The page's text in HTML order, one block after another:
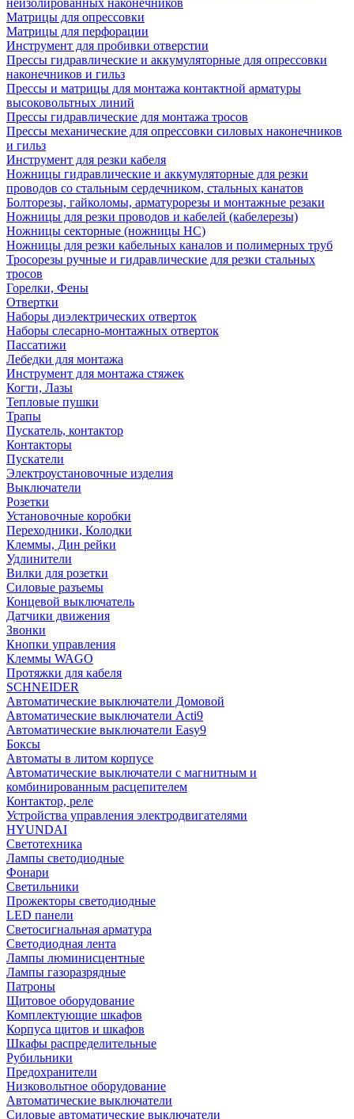
неизолированных наконечников
Матрицы для опрессовки
Матрицы для перфорации
Инструмент для пробивки отверстии
Прессы гидравлические и аккумуляторные для опрессовки
наконечников и гильз
Прессы и матрицы для монтажа контактной арматуры
высоковольтных линий
Прессы гидравлические для монтажа тросов
Прессы механические для опрессовки силовых наконечников
и гильз
Инструмент для резки кабеля
Ножницы гидравлические и аккумуляторные для резки
проводов со стальным сердечником, стальных канатов
Болторезы, гайколомы, арматурорезы и монтажные резаки
Ножницы для резки проводов и кабелей (кабелерезы)
Ножницы секторные (ножницы НС)
Ножницы для резки кабельных каналов и полимерных труб
Тросорезы ручные и гидравлические для резки стальных
тросов
Горелки, Фены
Отвертки
Наборы диэлектрических отверток
Наборы слесарно-монтажных отверток
Пассатижи
Лебедки для монтажа
Инструмент для монтажа стяжек
Когти, Лазы
Тепловые пушки
Трапы
Пускатель, контактор
Контакторы
Пускатели
Электроустановочные изделия
Выключатели
Розетки
Установочные коробки
Переходники, Колодки
Клеммы, Дин рейки
Удлинители
Вилки для розетки
Силовые разъемы
Концевой выключатель
Датчики движения
Звонки
Кнопки управления
Клеммы WAGO
Протяжки для кабеля
SCHNEIDER
Автоматические выключатели Домовой
Автоматические выключатели Acti9
Автоматические выключатели Easy9
Боксы
Автоматы в литом корпусе
Автоматические выключатели с магнитным и
комбинированным расцепителем
Контактор, реле
Устройства управления электродвигателями
HYUNDAI
Светотехника
Лампы светодиодные
Фонари
Светильники
Прожекторы светодиодные
LED панели
Светосигнальная арматура
Светодиодная лента
Лампы люминисцентные
Лампы газоразрядные
Патроны
Щитовое оборудование
Комплектующие шкафов
Корпуса щитов и шкафов
Шкафы распределительные
Рубильники
Предохранители
Низковольтное оборудование
Автоматические выключатели
Силовые автоматические выключатели